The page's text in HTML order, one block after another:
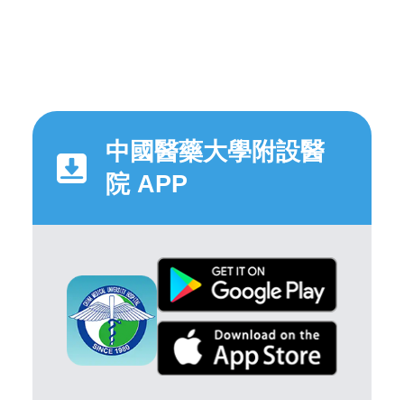
中國醫藥大學附設醫
院 APP